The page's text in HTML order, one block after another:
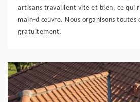
artisans travaillent vite et bien, ce qui
main-d'œuvre. Nous organisons toutes
gratuitement.